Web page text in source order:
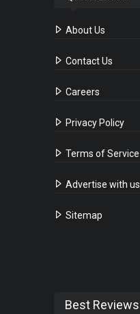
About Us
Contact Us
Careers
Privacy Policy
Terms of Service
Advertise with us
Sitemap
Best Reviews